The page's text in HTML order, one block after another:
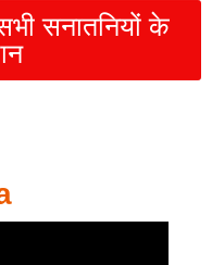
सभी सनातनियों के